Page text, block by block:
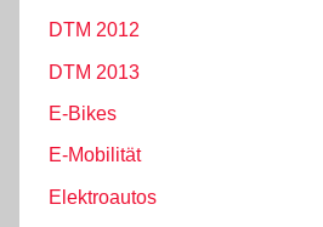
DTM 2012
DTM 2013
E-Bikes
E-Mobilität
Elektroautos